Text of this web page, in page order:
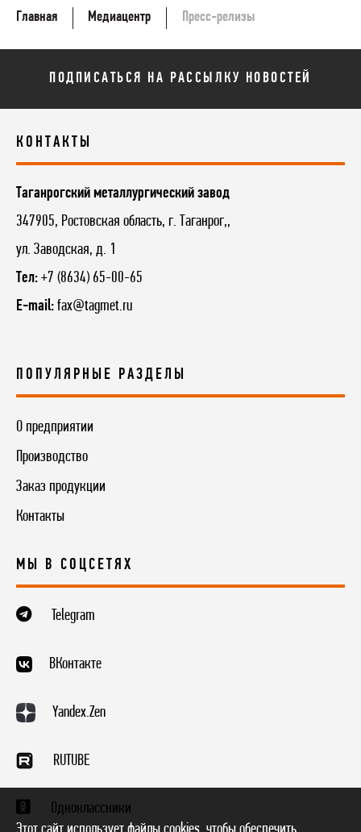
Главная Медиацентр Пресс-релизы
ПОДПИСАТЬСЯ НА РАССЫЛКУ НОВОСТЕЙ
КОНТАКТЫ
Таганрогский металлургический завод
347905, Ростовская область, г. Таганрог,,
ул. Заводская, д. 1
Тел: +7 (8634) 65-00-65
E-mail: fax@tagmet.ru
ПОПУЛЯРНЫЕ РАЗДЕЛЫ
О предприятии
Производство
Заказ продукции
Контакты
МЫ В СОЦСЕТЯХ
Telegram
ВКонтакте
Yandex.Zen
RUTUBE
Одноклассники